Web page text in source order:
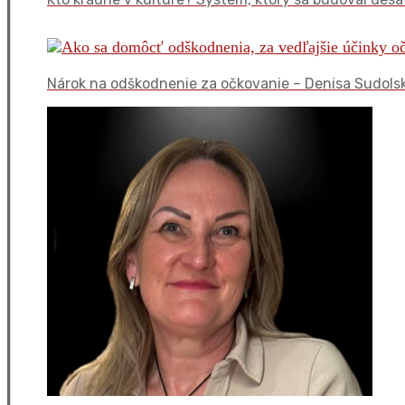
Nárok na odškodnenie za očkovanie – Denisa